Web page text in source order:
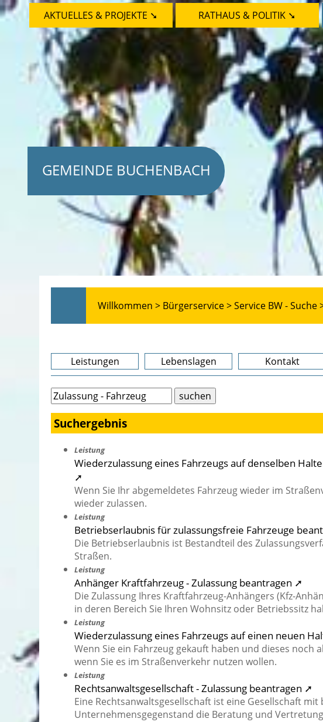
GEMEINDE BUCHENBACH
AKTUELLES & PROJEKTE ➘ RATHAUS & POLITIK ➘
Willkommen > Bürgerservice >Service BW - Suche
Leistungen Lebenslagen Kontakt
Suchergebnis
Leistung
Wiederzulassung eines Fahrzeugs auf denselben
➚
Wenn Sie Ihr abgemeldetes Fahrzeug wieder im
wieder zulassen.
Leistung
Betriebserlaubnis für zulassungsfreie Fahrzeuge
Die Betriebserlaubnis ist Bestandteil des
Straßen.
Leistung
Anhänger Kraftfahrzeug - Zulassung beantragen ➚
Die Zulassung Ihres Kraftfahrzeug-Anhängers (Kfz-
in deren Bereich Sie Ihren Wohnsitz oder Betriebssitz
Leistung
Wiederzulassung eines Fahrzeugs auf einen neuen
Wenn Sie ein Fahrzeug gekauft haben und dieses noch
wenn Sie es im Straßenverkehr nutzen wollen.
Leistung
Rechtsanwaltsgesellschaft - Zulassung beantragen ➚
Eine Rechtsanwaltsgesellschaft ist eine Gesellschaft
Unternehmensgegenstand die Beratung und